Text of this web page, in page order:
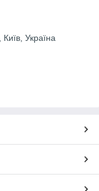
Україна